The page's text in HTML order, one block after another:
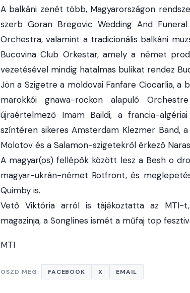
A balkáni zenét több, Magyarországon
szerb Goran Bregovic Wedding And
Orchestra, valamint a tradicionális balkáni
Bucovina Club Orkestar, amely a német
vezetésével mindig hatalmas bulikat rendez
Jön a Szigetre a moldovai Fanfare Ciocarlia, a
marokkói gnawa-rockon alapuló
újraértelmező Imam Baildi, a francia-
színtéren sikeres Amsterdam Klezmer Band,
Molotov és a Salamon-szigetekről érkező
A magyar(os) fellépők között lesz a Besh o
magyar-ukrán-német Rotfront, és
Quimby is.
Vető Viktória arról is tájékoztatta az MTI-
magazinja, a Songlines ismét a műfaj top
MTI
OSZD MEG: FACEBOOK X EMAIL